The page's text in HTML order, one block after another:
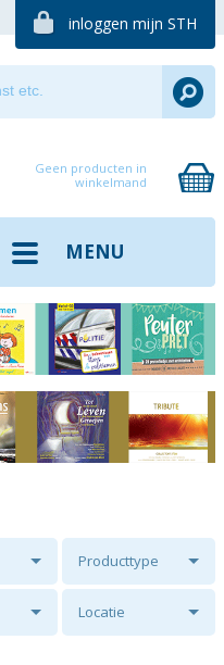
inloggen mijn STH
Geen producten in
winkelmand
MENU
Producttype
Locatie